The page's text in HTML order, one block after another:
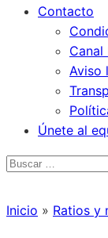
Contacto
Canal
Aviso
Únete al
Inicio » Ratios y